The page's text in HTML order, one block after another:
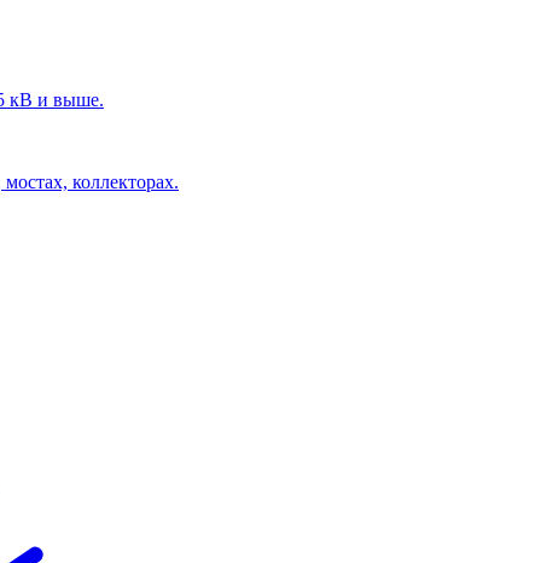
кВ и выше.
коллекторах.